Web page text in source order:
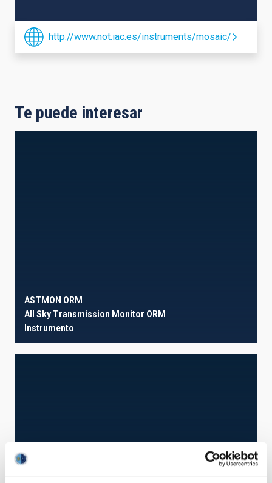
http://www.not.iac.es/instruments/mosaic/
Te puede interesar
ASTMON ORM
All Sky Transmission Monitor ORM
Instrumento